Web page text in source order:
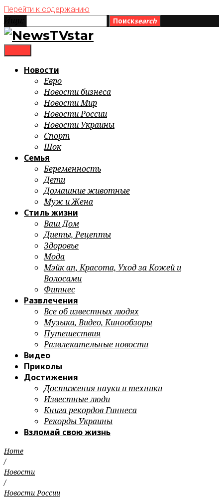
Перейти к содержанию
Поискsearch
Новости
Евро
Новости бизнеса
Новости Мир
Новости России
Новости Украины
Спорт
Шок
Семья
Беременность
Дети
Домашние животные
Муж и Жена
Стиль жизни
Ваш Дом
Диеты, Рецепты
Здоровье
Мода
Мэйк ап, Красота, Уход за Кожей и
Волосами
Фитнес
Развлечения
Все об известных людях
Музыка, Видео, Кинообзоры
Путешествия
Развлекательные новости
Видео
Приколы
Достижения
Достижения науки и техники
Известные люди
Книга рекордов Гиннеса
Рекорды Украины
Взломай свою жизнь
Home
/
Новости
/
Новости России